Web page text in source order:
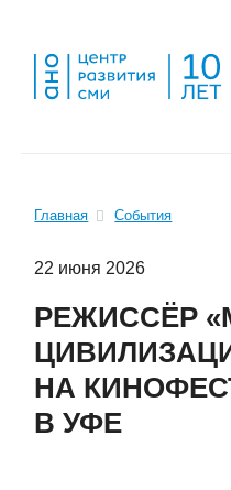
Главная События
22 июня 2026
РЕЖИССЁР
НА
В УФЕ